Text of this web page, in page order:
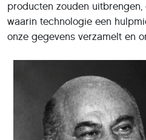
producten zouden
waarin technologie een
onze gegevens verzamelt en